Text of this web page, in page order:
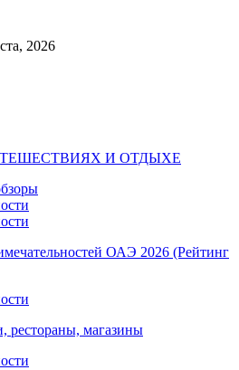
2026
И ОТДЫХЕ
ОАЭ 2026 (Рейтинг
рестораны, магазины